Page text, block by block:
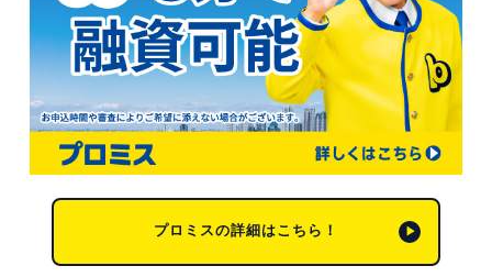
プロミスの詳細はこちら！